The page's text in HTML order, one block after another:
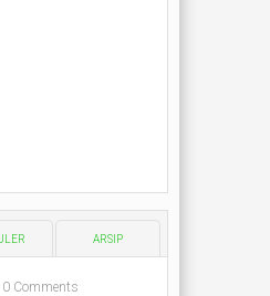
ARSIP
Comments